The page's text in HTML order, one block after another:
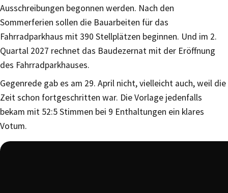
Ausschreibungen begonnen werden. Nach den
Sommerferien sollen die Bauarbeiten für das
Fahrradparkhaus mit 390 Stellplätzen beginnen. Und im 2.
Quartal 2027 rechnet das Baudezernat mit der Eröffnung
des Fahrradparkhauses.
Gegenrede gab es am 29. April nicht, vielleicht auch, weil die
Zeit schon fortgeschritten war. Die Vorlage jedenfalls
bekam mit 52:5 Stimmen bei 9 Enthaltungen ein klares
Votum.